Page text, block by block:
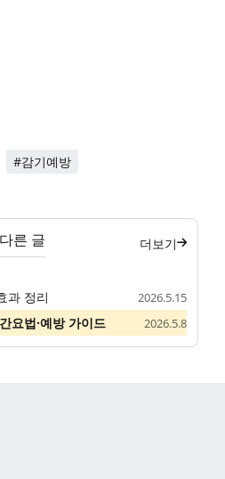
#감기예방
른 글 더보기
과 정리 2026.5.15
요법·예방 가이드 2026.5.8